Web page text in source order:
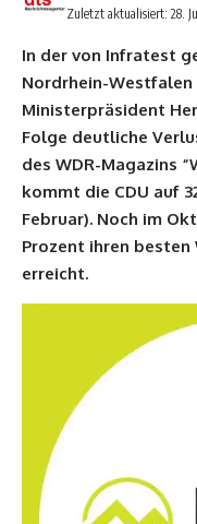
Zuletzt aktualisiert: 28.
In der von Infratest
Nordrhein-Westfalen
Ministerpräsident
Folge deutliche
des WDR-Magazins
kommt die CDU auf
Februar). Noch im
Prozent ihren
erreicht.